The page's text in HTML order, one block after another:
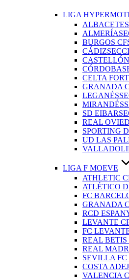
LIGA
ALBACETE
ALMERÍA
BURGOS CF
CÁDIZ
CASTELLÓN
CÓRDOBA
CELTA
GRANADA
LEGANÉS
MIRANDÉS
SD EIBAR
REAL
SPORTING
UD LAS
LIGA F MOEVE
ATHLETIC
ATLÉTICO
FC
GRANADA
RCD
LEVANTE
FC
REAL
REAL
SEVILLA FC
COSTA
VALENCIA